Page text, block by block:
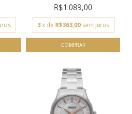
ORIE...
R$1.089,00
3 x de R$363,00 sem juros